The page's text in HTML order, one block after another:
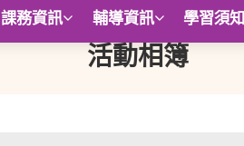
課務資訊 輔導資訊 學習須知
活動相簿